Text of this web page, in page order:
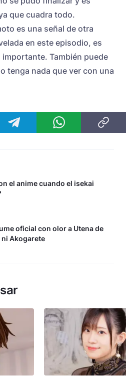
que cuadra todo.
es una señal de otra
en este episodio, es
También puede
tenga nada que ver con una
el anime cuando el isekai
oficial con olor a Utena de
Akogarete